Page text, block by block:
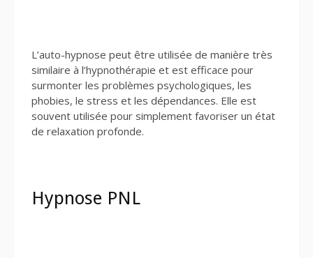
L’auto-hypnose peut être utilisée de manière très
similaire à l’hypnothérapie et est efficace pour
surmonter les problèmes psychologiques, les
phobies, le stress et les dépendances. Elle est
souvent utilisée pour simplement favoriser un état
de relaxation profonde.
Hypnose PNL